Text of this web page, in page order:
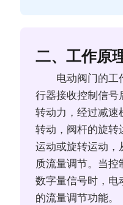
二、工作原
电动阀门的工
行器接收控制信号
转动力，经过减速
转动，阀杆的旋转
运动或旋转运动，
质流量调节。当控
数字量信号时，电
的流量调节功能。